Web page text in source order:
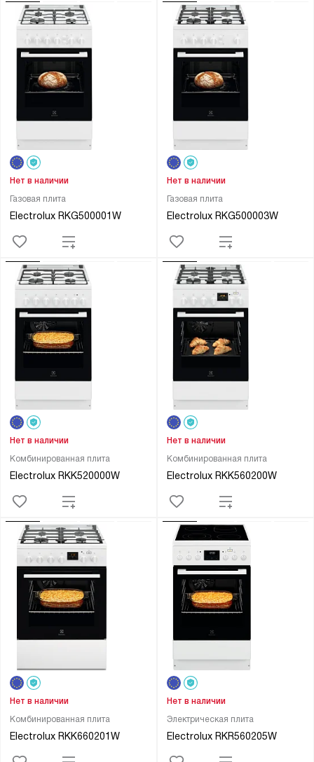
Газовая плита
Electrolux RKG500001W
Нет в наличии
Газовая плита
Electrolux RKG500003W
Нет в наличии
Комбинированная плита
Electrolux RKK520000W
Нет в наличии
Комбинированная плита
Electrolux RKK560200W
Нет в наличии
Комбинированная плита
Electrolux RKK660201W
Нет в наличии
Электрическая плита
Electrolux RKR560205W
Нет в наличии